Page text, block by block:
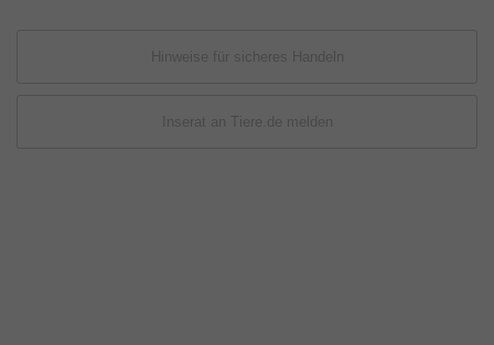
Hinweise für sicheres Handeln
Inserat an Tiere.de melden